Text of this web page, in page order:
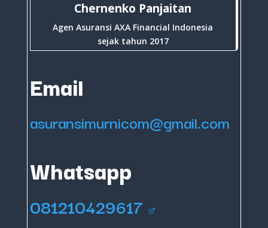
Chernenko Panjaitan
Agen Asuransi AXA Financial Indonesia
sejak tahun 2017
Email
asuransimurnicom@gmail.com
Whatsapp
081210429617